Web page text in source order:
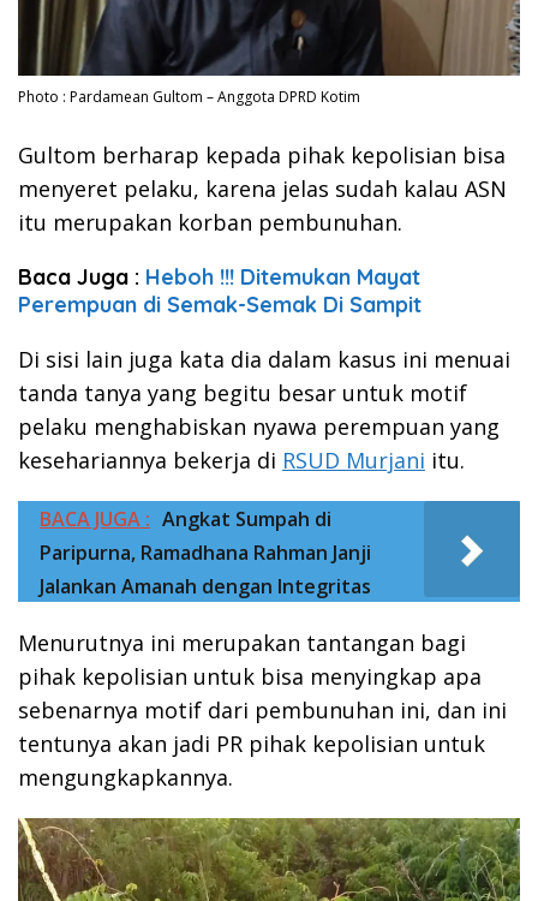
Photo : Pardamean Gultom – Anggota DPRD Kotim
Gultom berharap kepada pihak kepolisian bisa
menyeret pelaku, karena jelas sudah kalau ASN
itu merupakan korban pembunuhan.
Baca Juga : Heboh !!! Ditemukan Mayat
Perempuan di Semak-Semak Di Sampit
Di sisi lain juga kata dia dalam kasus ini menuai
tanda tanya yang begitu besar untuk motif
pelaku menghabiskan nyawa perempuan yang
kesehariannya bekerja di RSUD Murjani itu.
BACA JUGA : Angkat Sumpah di
Paripurna, Ramadhana Rahman Janji
Jalankan Amanah dengan Integritas
Menurutnya ini merupakan tantangan bagi
pihak kepolisian untuk bisa menyingkap apa
sebenarnya motif dari pembunuhan ini, dan ini
tentunya akan jadi PR pihak kepolisian untuk
mengungkapkannya.